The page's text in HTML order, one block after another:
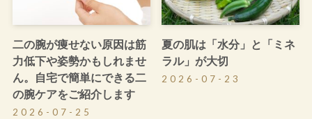
二の腕が痩せない原因は筋
力低下や姿勢かもしれませ
ん。自宅で簡単にできる二
の腕ケアをご紹介します
2026-07-25
夏の肌は「水分」と「ミネ
ラル」が大切
2026-07-23